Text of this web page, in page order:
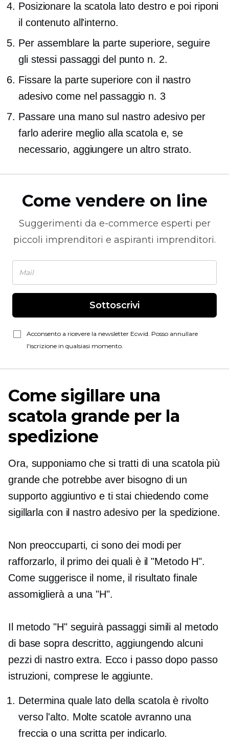
Posizionare la scatola lato destroe poi riponi
il contenuto all'interno.
Per assemblare la parte superiore, seguire
gli stessi passaggi del punto n. 2.
Fissare la parte superiore con il nastro
adesivo come nel passaggio n. 3
Passare una mano sul nastro adesivo per
farlo aderire meglio alla scatola e, se
necessario, aggiungere un altro strato.
Come vendere on line
Suggerimenti da e-commerce esperti per
piccoli imprenditori e aspiranti imprenditori.
Sottoscrivi
Acconsento a ricevere la newsletter Ecwid. Posso annullare
l'iscrizione in qualsiasi momento.
Come sigillare una
scatola grande per la
spedizione
Ora, supponiamo che si tratti di una scatola più
grande che potrebbe aver bisogno di un
supporto aggiuntivo e ti stai chiedendo come
sigillarla con il nastro adesivo per la spedizione.
Non preoccuparti, ci sono dei modi per
rafforzarlo, il primo dei quali è il "Metodo H".
Come suggerisce il nome, il risultato finale
assomiglierà a una "H".
Il metodo "H" seguirà passaggi simili al metodo
di base sopra descritto, aggiungendo alcuni
pezzi di nastro extra. Ecco i passo dopo passo
istruzioni, comprese le aggiunte.
Determina quale lato della scatola è rivolto
verso l'alto. Molte scatole avranno una
freccia o una scritta per indicarlo.